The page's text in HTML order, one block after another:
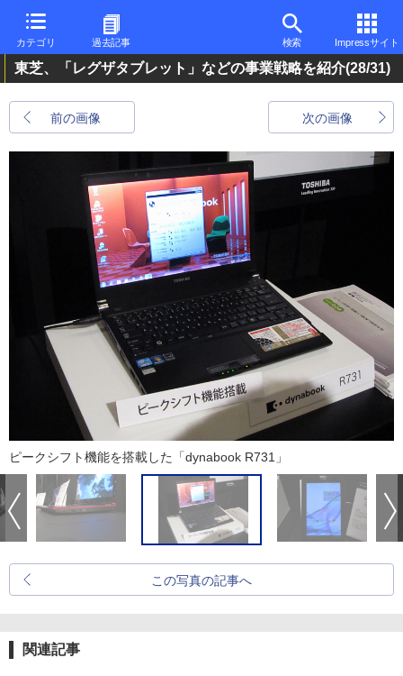
カテゴリ 過去記事 検索 Impressサイト
東芝、「レグザタブレット」などの事業戦略を紹介(28/31)
前の画像 次の画像
ピークシフト機能を搭載した「dynabook R731」
この写真の記事へ
関連記事